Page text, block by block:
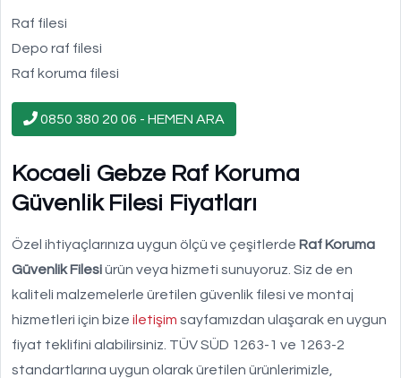
Raf filesi
Depo raf filesi
Raf koruma filesi
0850 380 20 06 - HEMEN ARA
Kocaeli Gebze Raf Koruma
Güvenlik Filesi Fiyatları
Özel ihtiyaçlarınıza uygun ölçü ve çeşitlerde Raf Koruma
Güvenlik Filesiürün veya hizmeti sunuyoruz. Siz de en
kaliteli malzemelerle üretilen güvenlik filesi ve montaj
hizmetleri için bize iletişim sayfamızdan ulaşarak en uygun
fiyat teklifini alabilirsiniz. TÜV SÜD 1263-1 ve 1263-2
standartlarına uygun olarak üretilen ürünlerimizle,